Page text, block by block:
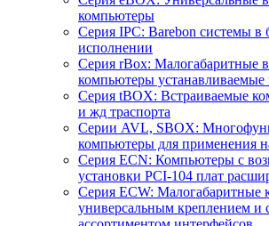
компьютеры
Серия IPC: Barebon системы в
исполнении
Серия rBox: Малогабаритные
компьютеры
Серия tBOX: Встраиваемые
и жд траспорта
Серии AVL, SBOX:
компьютеры для применения
Серия ECN: Компьютеры с
установки PCI-104 плат
Серия ECW: Малогабаритные
универсальным креплением и